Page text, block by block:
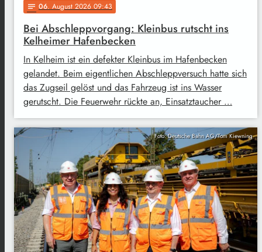
notes 06. August 2026 09:43
Bei Abschleppvorgang: Kleinbus rutscht ins
Kelheimer Hafenbecken
In Kelheim ist ein defekter Kleinbus im Hafenbecken
gelandet. Beim eigentlichen Abschleppversuch hatte sich
das Zugseil gelöst und das Fahrzeug ist ins Wasser
gerutscht. Die Feuerwehr rückte an, Einsatztaucher …
Foto: Deutsche Bahn AG/Tom Kiewning